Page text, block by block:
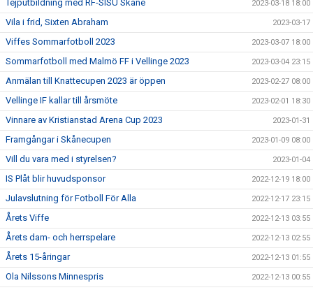
Tejputbildning med RF-SISU Skåne 2023-03-18 18:00
Vila i frid, Sixten Abraham 2023-03-17
Viffes Sommarfotboll 2023 2023-03-07 18:00
Sommarfotboll med Malmö FF i Vellinge 2023 2023-03-04 23:15
Anmälan till Knattecupen 2023 är öppen 2023-02-27 08:00
Vellinge IF kallar till årsmöte 2023-02-01 18:30
Vinnare av Kristianstad Arena Cup 2023 2023-01-31
Framgångar i Skånecupen 2023-01-09 08:00
Vill du vara med i styrelsen? 2023-01-04
IS Plåt blir huvudsponsor 2022-12-19 18:00
Julavslutning för Fotboll För Alla 2022-12-17 23:15
Årets Viffe 2022-12-13 03:55
Årets dam- och herrspelare 2022-12-13 02:55
Årets 15-åringar 2022-12-13 01:55
Ola Nilssons Minnespris 2022-12-13 00:55